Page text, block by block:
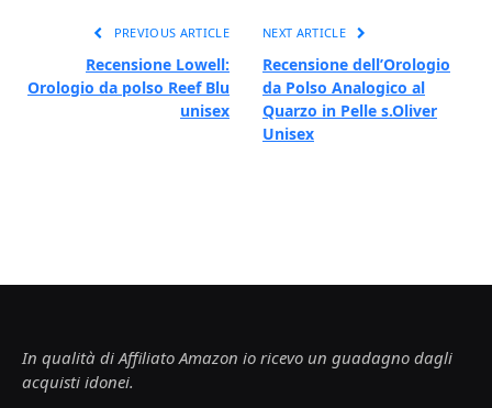
PREVIOUS ARTICLE
Recensione Lowell:
Orologio da polso Reef Blu
unisex
NEXT ARTICLE
Recensione dell’Orologio
da Polso Analogico al
Quarzo in Pelle s.Oliver
Unisex
In qualità di Affiliato Amazon io ricevo un guadagno dagli
acquisti idonei.